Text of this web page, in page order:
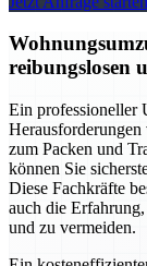
reibungslosen
Ein professioneller
zum Packen und
können Sie
Diese Fachkräfte
auch die
und zu vermeiden.